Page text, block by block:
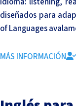
diseñados para
of Languages
MÁS INFORMACIÓN